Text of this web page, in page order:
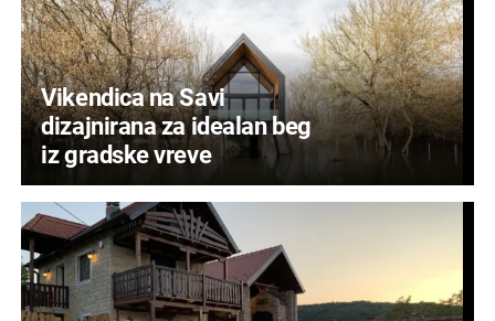
Vikendica na Savi
dizajnirana za idealan beg
iz gradske vreve